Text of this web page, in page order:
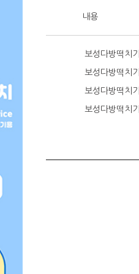
내용
보성다방떡치
보성다방떡치
보성다방떡치
보성다방떡치